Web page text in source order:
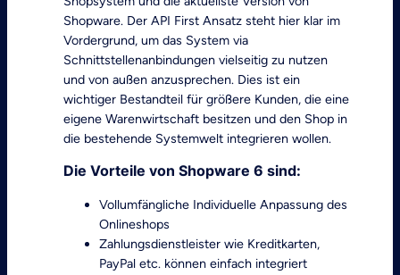
Shopware. Der API First Ansatz steht hier klar im
Vordergrund, um das System via
Schnittstellenanbindungen vielseitig zu nutzen
und von außen anzusprechen. Dies ist ein
wichtiger Bestandteil für größere Kunden, die eine
eigene Warenwirtschaft besitzen und den Shop in
die bestehende Systemwelt integrieren wollen.
Die Vorteile von Shopware 6 sind:
Vollumfängliche Individuelle Anpassung des
Onlineshops
Zahlungsdienstleister wie Kreditkarten,
PayPal etc. können einfach integriert